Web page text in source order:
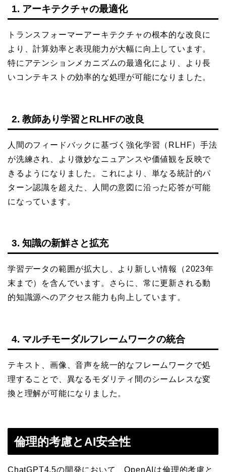
1. アーキテクチャの最適化
トランスフォーマーアーキテクチャの根本的な改良に
より、計算効率と表現能力が大幅に向上しています。
特にアテンションメカニズムの最適化により、より長
いコンテキストの効率的な処理が可能になりました。
2. 教師あり学習とRLHFの改良
人間のフィードバックに基づく強化学習（RLHF）手法
が洗練され、より微妙なニュアンスや価値観を反映で
きるようになりました。これにより、単なる統計的パ
ターン認識を超えた、人間の意図に沿った応答が可能
になっています。
3. 知識の新鮮さと拡充
学習データの範囲が拡大し、より新しい情報（2023年
末まで）を含んでいます。さらに、常に更新される動
的知識源へのアクセス能力も向上しています。
4. マルチモーダルフレームワークの統合
テキスト、画像、音声を統一的なフレームワークで処
理することで、異なるモダリティ間のシームレスな変
換と理解が可能になりました。
倫理的考慮とAI安全性
ChatGPT4.5の開発において、OpenAIは倫理的考慮と